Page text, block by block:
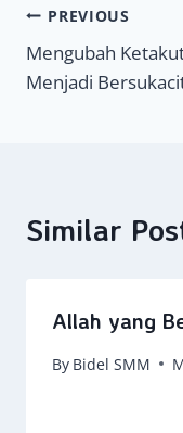
Navigasi
pos
PREVIOUS
Mengubah
Menjadi
Similar
Allah yang
By Bidel SMM